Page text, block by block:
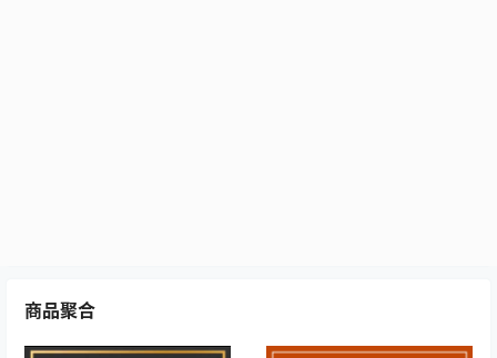
商品聚合